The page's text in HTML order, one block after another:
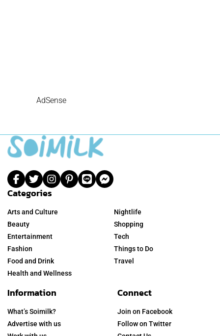
AdSense
Categories
Arts and Culture
Beauty
Entertainment
Fashion
Food and Drink
Health and Wellness
Nightlife
Shopping
Tech
Things to Do
Travel
Information
What’s Soimilk?
Advertise with us
Connect
Join on Facebook
Follow on Twitter